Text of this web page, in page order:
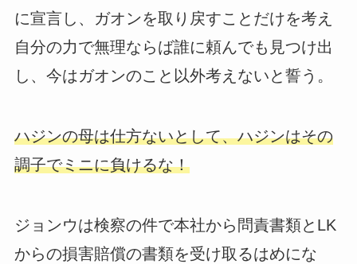
に宣言し、ガオンを取り戻すことだけを考え
自分の力で無理ならば誰に頼んでも見つけ出
し、今はガオンのこと以外考えないと誓う。
ハジンの母は仕方ないとして、ハジンはその
調子でミニに負けるな！
ジョンウは検察の件で本社から問責書類とLK
からの損害賠償の書類を受け取るはめにな